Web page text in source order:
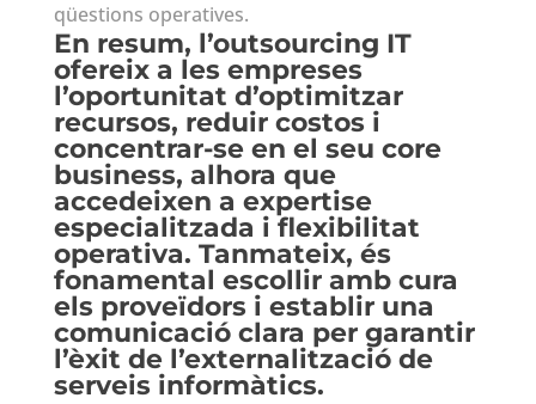
qüestions operatives.
En resum, l’outsourcing IT
ofereix a les empreses
l’oportunitat d’optimitzar
recursos, reduir costos i
concentrar-se en el seu core
business, alhora que
accedeixen a expertise
especialitzada i flexibilitat
operativa. Tanmateix, és
fonamental escollir amb cura
els proveïdors i establir una
comunicació clara per garantir
l’èxit de l’externalització de
serveis informàtics.